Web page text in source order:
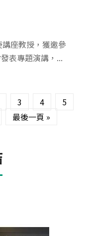
座教授，獲邀參
表專題演講，...
3 4
5
最後一頁 »